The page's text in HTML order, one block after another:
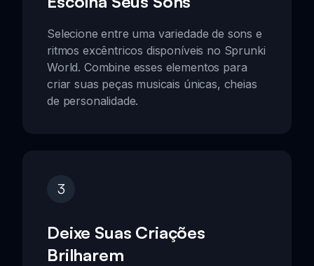
Selecione entre uma variedade de sons e
ritmos excêntricos disponíveis no Sprunki
World. Combine esses elementos para
criar suas peças musicais únicas, cheias
de personalidade.
3
Deixe Suas Criações
Brilharem